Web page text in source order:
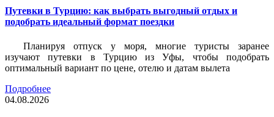
Путевки в Турцию: как выбрать выгодный отдых и
подобрать идеальный формат поездки
Планируя отпуск у моря, многие туристы заранее
изучают путевки в Турцию из Уфы, чтобы подобрать
оптимальный вариант по цене, отелю и датам вылета
Подробнее
04.08.2026